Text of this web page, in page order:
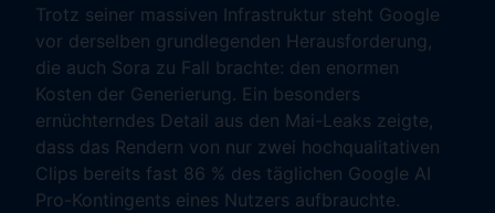
Trotz seiner massiven Infrastruktur steht Google
vor derselben grundlegenden Herausforderung,
die auch Sora zu Fall brachte: den enormen
Kosten der Generierung. Ein besonders
ernüchterndes Detail aus den Mai-Leaks zeigte,
dass das Rendern von nur zwei hochqualitativen
Clips bereits fast 86 % des täglichen Google AI
Pro-Kontingents eines Nutzers aufbrauchte.